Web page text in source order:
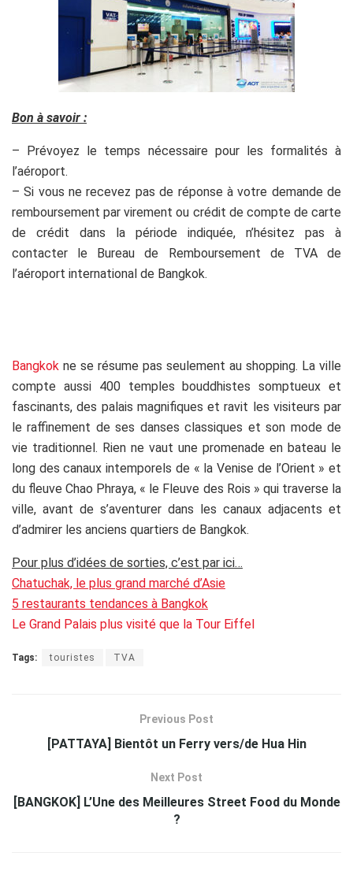
Bon à savoir :
– Prévoyez le temps nécessaire pour les formalités à
l’aéroport.
– Si vous ne recevez pas de réponse à votre demande de
remboursement par virement ou crédit de compte de carte
de crédit dans la période indiquée, n’hésitez pas à
contacter le Bureau de Remboursement de TVA de
l’aéroport international de Bangkok.
Bangkok ne se résume pas seulement au shopping. La ville
compte aussi 400 temples bouddhistes somptueux et
fascinants, des palais magnifiques et ravit les visiteurs par
le raffinement de ses danses classiques et son mode de
vie traditionnel. Rien ne vaut une promenade en bateau le
long des canaux intemporels de « la Venise de l’Orient » et
du fleuve Chao Phraya, « le Fleuve des Rois » qui traverse la
ville, avant de s’aventurer dans les canaux adjacents et
d’admirer les anciens quartiers de Bangkok.
Pour plus d’idées de sorties, c’est par ici…
Chatuchak, le plus grand marché d’Asie
5 restaurants tendances à Bangkok
Le Grand Palais plus visité que la Tour Eiffel
Tags: touristes TVA
Previous Post
[PATTAYA] Bientôt un Ferry vers/de Hua Hin
Next Post
[BANGKOK] L’Une des Meilleures Street Food du Monde
?